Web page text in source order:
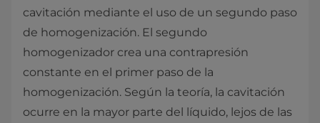
cavitación mediante el uso de un segundo paso
de homogenización. El segundo
homogenizador crea una contrapresión
constante en el primer paso de la
homogenización. Según la teoría, la cavitación
ocurre en la mayor parte del líquido, lejos de las